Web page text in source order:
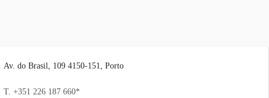
Av. do Brasil, 109 4150-151, Porto
T. +351 226 187 660*